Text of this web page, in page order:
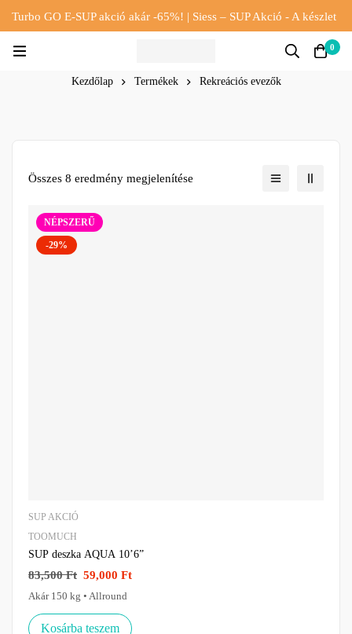
Turbo GO E-SUP akció akár -65%! | Siess – SUP Akció - A készlet
0
Kezdőlap Termékek Rekreációs evezők
Összes 8 eredmény megjelenítése
NÉPSZERŰ
-29%
SUP AKCIÓ
TOOMUCH
SUP deszka AQUA 10’6”
83,500Ft 59,000 Ft
Akár 150 kg • Allround
Kosárba teszem